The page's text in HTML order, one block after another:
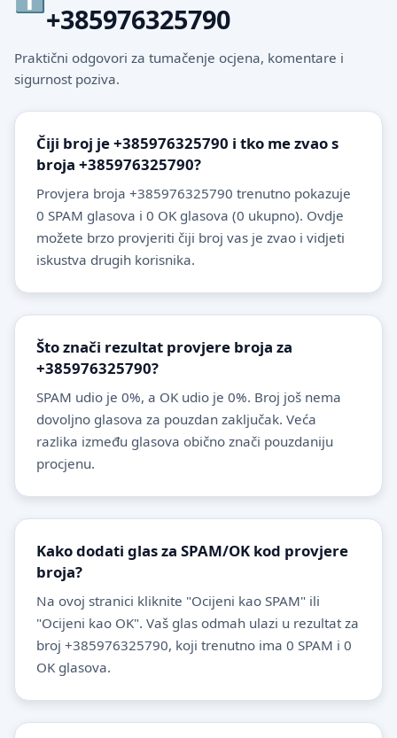
+385976325790
Praktični odgovori za tumačenje ocjena, komentare i
sigurnost poziva.
Čiji broj je +385976325790 i tko me zvao s
broja +385976325790?
Provjera broja +385976325790 trenutno pokazuje
0 SPAM glasova i 0 OK glasova (0 ukupno). Ovdje
možete brzo provjeriti čiji broj vas je zvao i vidjeti
iskustva drugih korisnika.
Što znači rezultat provjere broja za
+385976325790?
SPAM udio je 0%, a OK udio je 0%. Broj još nema
dovoljno glasova za pouzdan zaključak. Veća
razlika između glasova obično znači pouzdaniju
procjenu.
Kako dodati glas za SPAM/OK kod provjere
broja?
Na ovoj stranici kliknite "Ocijeni kao SPAM" ili
"Ocijeni kao OK". Vaš glas odmah ulazi u rezultat za
broj +385976325790, koji trenutno ima 0 SPAM i 0
OK glasova.